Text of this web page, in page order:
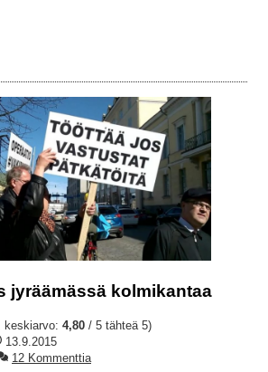
jyräämässä kolmikantaa
keskiarvo: 4,80 / 5 tähteä 5)
13.9.2015
12 Kommenttia